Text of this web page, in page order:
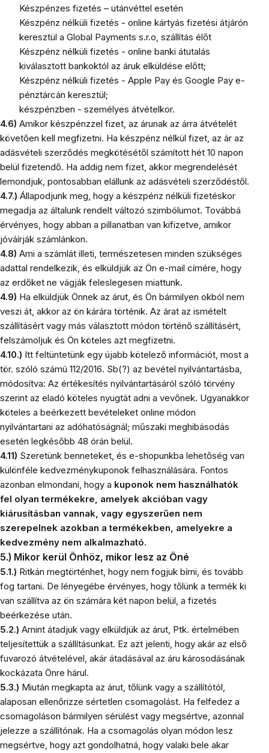
Készpénzes fizetés – utánvéttel esetén
Készpénz nélküli fizetés - online kártyás fizetési átjárón
keresztül a Global Payments s.r.o, szállítás élőt
Készpénz nélküli fizetés - online banki átutalás
kiválasztott bankoktól az áruk elküldése előtt;
Készpénz nélküli fizetés - Apple Pay és Google Pay e-
pénztárcán keresztül;
készpénzben - személyes átvételkor.
4.6) Amikor készpénzzel fizet, az árunak az árra átvételét
követően kell megfizetni. Ha készpénz nélkül fizet, az ár az
adásvételi szerződés megkötésétől számított hét 10 napon
belül fizetendő. Ha addig nem fizet, akkor megrendelését
lemondjuk, pontosabban elállunk az adásvételi szerződéstől.
4.7.) Állapodjunk meg, hogy a készpénz nélküli fizetéskor
megadja az általunk rendelt változó szimbólumot. Továbbá
érvényes, hogy abban a pillanatban van kifizetve, amikor
jóváírják számlánkon.
4.8) Ami a számlát illeti, természetesen minden szükséges
adattal rendelkezik, és elküldjük az Ön e-mail címére, hogy
az erdőket ne vágják feleslegesen miattunk.
4.9) Ha elküldjük Önnek az árut, és Ön bármilyen okból nem
veszi át, akkor az ön kárára történik. Az árat az ismételt
szállításért vagy más választott módon történő szállításért,
felszámoljuk és Ön köteles azt megfizetni.
4.10.) Itt feltüntetünk egy újabb kötelező információt, most a
tör. szóló számú 112/2016. Sb(?) az bevétel nyilvántartásba,
módosítva: Az értékesítés nyilvántartásáról szóló törvény
szerint az eladó köteles nyugtát adni a vevőnek. Ugyanakkor
köteles a beérkezett bevételeket online módon
nyilvántartani az adóhatóságnál; műszaki meghibásodás
esetén legkésőbb 48 órán belül.
4.11) Szeretünk benneteket, és e-shopunkba lehetőség van
különféle kedvezménykuponok felhasználására. Fontos
azonban elmondani, hogy a kuponok nem használhatók
fel olyan termékekre, amelyek akcióban vagy
kiárusításban vannak, vagy egyszerűen nem
szerepelnek azokban a termékekben, amelyekre a
kedvezmény nem alkalmazható.
5.) Mikor kerül Önhöz, mikor lesz az Öné
5.1.) Ritkán megtörténhet, hogy nem fogjuk bírni, és tovább
fog tartani. De lényegébe érvényes, hogy tőlünk a termék ki
van szállítva az ön számára két napon belül, a fizetés
beérkezése után.
5.2.) Amint átadjuk vagy elküldjük az árut, Ptk. értelmében
teljesítettük a szállításunkat. Ez azt jelenti, hogy akár az első
fuvarozó átvételével, akár átadásával az áru károsodásának
kockázata Önre hárul.
5.3.) Miután megkapta az árut, tőlünk vagy a szállítótól,
alaposan ellenőrizze sértetlen csomagolást. Ha felfedez a
csomagoláson bármilyen sérülést vagy megsértve, azonnal
jelezze a szállítónak. Ha a csomagolás olyan módon lesz
megsértve, hogy azt gondolhatná, hogy valaki bele akar